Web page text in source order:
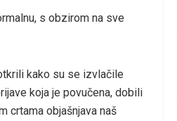
s obzirom na sve
kako su se izvlačile
koja je povučena, dobili
crtama objašnjava naš